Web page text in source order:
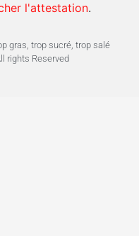
l'attestation.
gras, trop sucré, trop salé
rights Reserved